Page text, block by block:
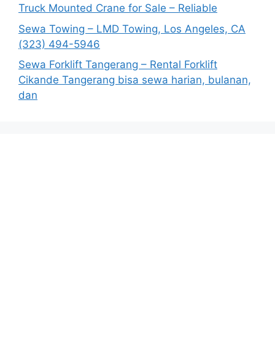
Truck Mounted Crane for Sale – Reliable
Sewa Towing – LMD Towing, Los Angeles, CA
(323) 494-5946
Sewa Forklift Tangerang – Rental Forklift
Cikande Tangerang bisa sewa harian, bulanan,
dan